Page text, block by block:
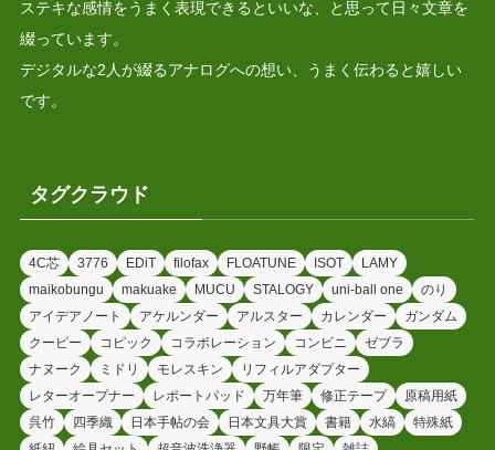
ステキな感情をうまく表現できるといいな、と思って日々文章を
綴っています。
デジタルな2人が綴るアナログへの想い、うまく伝わると嬉しい
です。
タグクラウド
4C芯 3776 EDiT filofax FLOATUNE ISOT
LAMY
maikobungu
makuake MUCU STALOGY uni-ball one
のり
アイデアノート
アケルンダー アルスター カレンダー
ガンダム
クーピー
コピック コラボレーション コンビニ
ゼブラ
ナヌーク
ミドリ モレスキン
リフィルアダプター
レターオープナー
レポートパッド 万年筆 修正テープ
原稿用紙
呉竹
四季織 日本手帖の会 日本文具大賞 書籍 水縞
特殊紙